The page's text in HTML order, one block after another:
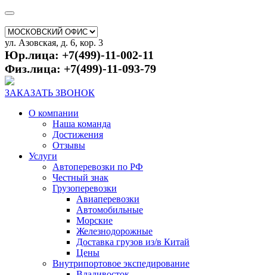
ул. Азовская, д. 6, кор. 3
Юр.лица: +7(499)-11-002-11
Физ.лица: +7(499)-11-093-79
ЗАКАЗАТЬ ЗВОНОК
О компании
Наша команда
Достижения
Отзывы
Услуги
Автоперевозки по РФ
Честный знак
Грузоперевозки
Авиаперевозки
Автомобильные
Морские
Железнодорожные
Доставка грузов из/в Китай
Цены
Внутрипортовое экспедирование